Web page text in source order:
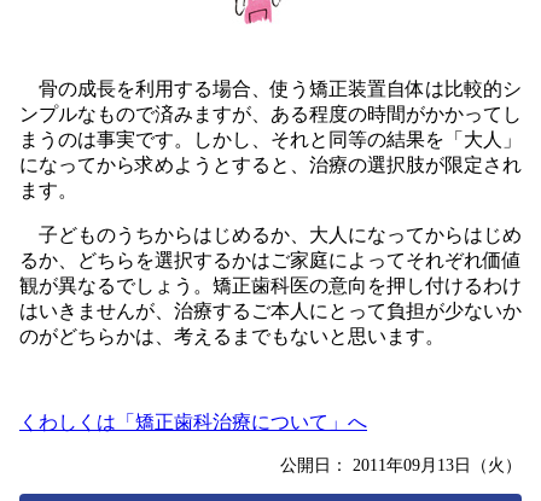
骨の成長を利用する場合、使う矯正装置自体は比較的シ
ンプルなもので済みますが、ある程度の時間がかかってし
まうのは事実です。しかし、それと同等の結果を「大人」
になってから求めようとすると、治療の選択肢が限定され
ます。
子どものうちからはじめるか、大人になってからはじめ
るか、どちらを選択するかはご家庭によってそれぞれ価値
観が異なるでしょう。矯正歯科医の意向を押し付けるわけ
はいきませんが、治療するご本人にとって負担が少ないか
のがどちらかは、考えるまでもないと思います。
くわしくは「矯正歯科治療について」へ
公開日： 2011年09月13日（火）